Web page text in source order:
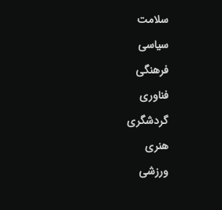
سلامت
سیاسی
فرهنگی
فناوری
گردشگری
هنری
ورزشی